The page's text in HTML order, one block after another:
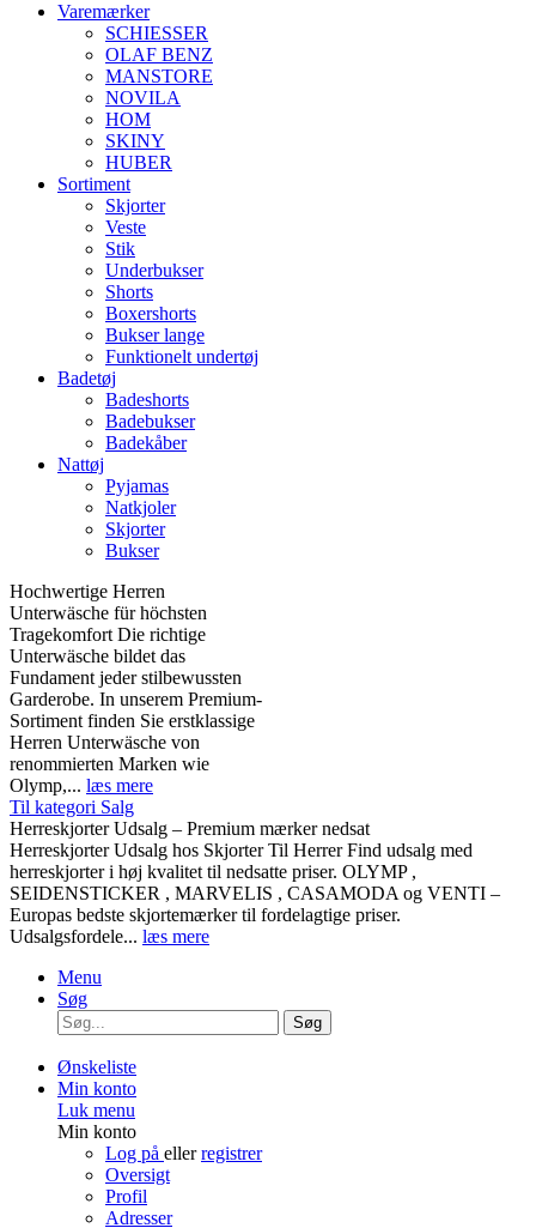
Varemærker
SCHIESSER
OLAF BENZ
MANSTORE
NOVILA
HOM
SKINY
HUBER
Sortiment
Skjorter
Veste
Stik
Underbukser
Shorts
Boxershorts
Bukser lange
Funktionelt undertøj
Badetøj
Badeshorts
Badebukser
Badekåber
Nattøj
Pyjamas
Natkjoler
Skjorter
Bukser
Hochwertige Herren
Unterwäsche für höchsten
Tragekomfort Die richtige
Unterwäsche bildet das
Fundament jeder stilbewussten
Garderobe. In unserem Premium-
Sortiment finden Sie erstklassige
Herren Unterwäsche von
renommierten Marken wie
Olymp,... læs mere
Til kategori Salg
Herreskjorter Udsalg – Premium mærker nedsat
Herreskjorter Udsalg hos Skjorter Til Herrer Find udsalg med
herreskjorter i høj kvalitet til nedsatte priser. OLYMP ,
SEIDENSTICKER , MARVELIS , CASAMODA og VENTI –
Europas bedste skjortemærker til fordelagtige priser.
Udsalgsfordele... læs mere
Menu
Søg
Søg
Ønskeliste
Min konto
Luk menu
Min konto
Log på ellerregistrer
Oversigt
Profil
Adresser